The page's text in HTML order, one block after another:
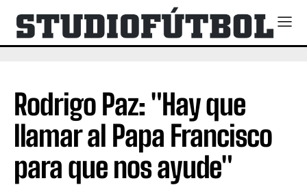
Rodrigo Paz: "Hay que
llamar al Papa Francisco
para que nos ayude"